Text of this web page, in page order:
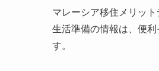
マレーシア移住メリッ
生活準備の情報は、便
す。